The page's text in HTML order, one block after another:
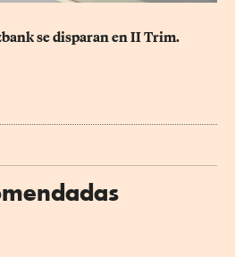
se disparan en II Trim.